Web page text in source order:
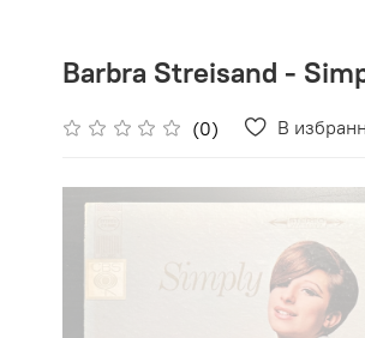
Barbra Streisand -
(0) В